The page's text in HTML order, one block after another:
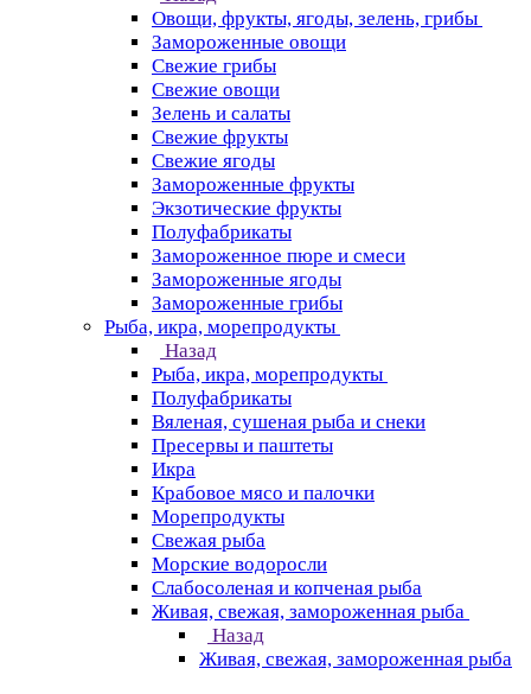
Овощи, фрукты, ягоды, зелень, грибы
Замороженные овощи
Свежие грибы
Свежие овощи
Зелень и салаты
Свежие фрукты
Свежие ягоды
Замороженные фрукты
Экзотические фрукты
Полуфабрикаты
Замороженное пюре и смеси
Замороженные ягоды
Замороженные грибы
Рыба, икра, морепродукты
Назад
Рыба, икра, морепродукты
Полуфабрикаты
Вяленая, сушеная рыба и снеки
Пресервы и паштеты
Икра
Крабовое мясо и палочки
Морепродукты
Свежая рыба
Морские водоросли
Слабосоленая и копченая рыба
Живая, свежая, замороженная рыба
Назад
Живая, свежая, замороженная рыба